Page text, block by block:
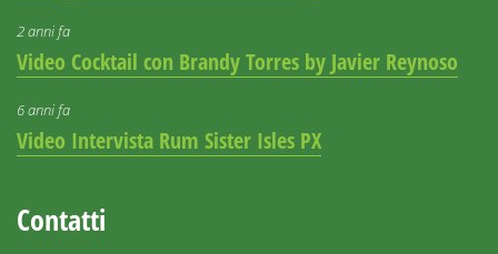
2 anni fa
Video Cocktail con Brandy Torres by Javier Reynoso
6 anni fa
Video Intervista Rum Sister Isles PX
Contatti